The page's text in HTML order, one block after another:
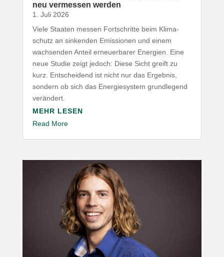
neu vermessen werden
1. Juli 2026
Viele Staaten messen Fort­schritte beim Klima­
schutz an sinkenden Emis­sionen und einem
wach­senden Anteil erneu­er­barer Energien. Eine
neue Studie zeigt jedoch: Diese Sicht greift zu
kurz. Entscheidend ist nicht nur das Ergebnis,
sondern ob sich das Ener­gie­system grund­legend
verändert.
MEHR LESEN
Read More